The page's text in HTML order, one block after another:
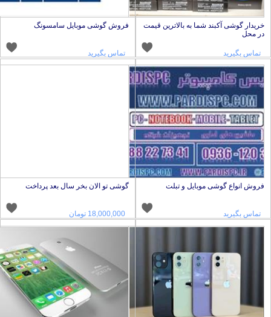
خریدار گوشی آکبند شما به بالاترین قیمت
در محل
تماس بگیرید
فروش گوشی موبایل سامسونگ
تماس بگیرید
فروش انواع گوشی موبایل و تبلت
تماس بگیرید
گوشی تو الان بخر سال بعد پرداخت
18,000,000 تومان